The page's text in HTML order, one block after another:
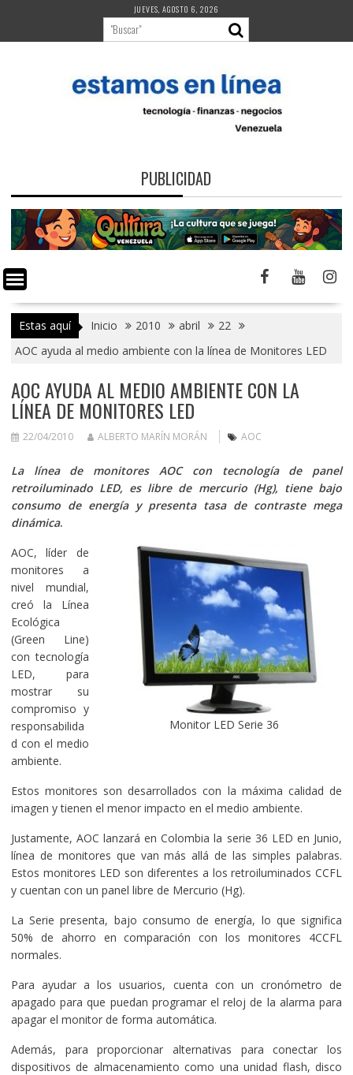
contenido
JUEVES, AGOSTO 6, 2026
PUBLICIDAD
Estas aquí Inicio 2010 abril
22
AOC ayuda al medio ambiente con la línea de Monitores LED
AOC AYUDA AL MEDIO AMBIENTE CON LA
LÍNEA DE MONITORES LED
22/04/2010 ALBERTO MARÍN MORÁN AOC
La línea de monitores AOC con tecnología de panel
retroiluminado LED, es libre de mercurio (Hg), tiene bajo
consumo de energía y presenta tasa de contraste mega
dinámica.
Monitor LED Serie 36
AOC, líder de
monitores a
nivel mundial,
creó la Línea
Ecológica
(Green Line)
con tecnología
LED, para
mostrar su
compromiso y
responsabilida
d con el medio
ambiente.
Estos monitores son desarrollados con la máxima calidad de
imagen y tienen el menor impacto en el medio ambiente.
Justamente, AOC lanzará en Colombia la serie 36 LED en Junio,
línea de monitores que van más allá de las simples palabras.
Estos monitores LED son diferentes a los retroiluminados CCFL
y cuentan con un panel libre de Mercurio (Hg).
La Serie presenta, bajo consumo de energía, lo que significa
50% de ahorro en comparación con los monitores 4CCFL
normales.
Para ayudar a los usuarios, cuenta con un cronómetro de
apagado para que puedan programar el reloj de la alarma para
apagar el monitor de forma automática.
Además, para proporcionar alternativas para conectar los
dispositivos de almacenamiento como una unidad flash, disco